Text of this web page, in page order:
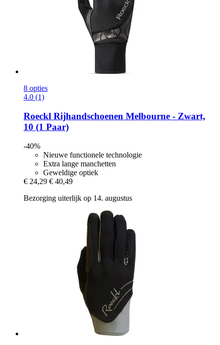
8 opties
4.0 (1)
Roeckl Rijhandschoenen Melbourne -​ Zwart,
10 (1 Paar)
-40%
Nieuwe functionele technologie
Extra lange manchetten
Geweldige optiek
€ 24,29 € 40,49
Bezorging uiterlijk op 14. augustus